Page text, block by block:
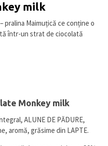
milk
pralina Maimuțică ce conține o
într-un strat de ciocolată
Monkey milk
ALUNE DE PĂDURE,
aromă, grăsime din LAPTE.